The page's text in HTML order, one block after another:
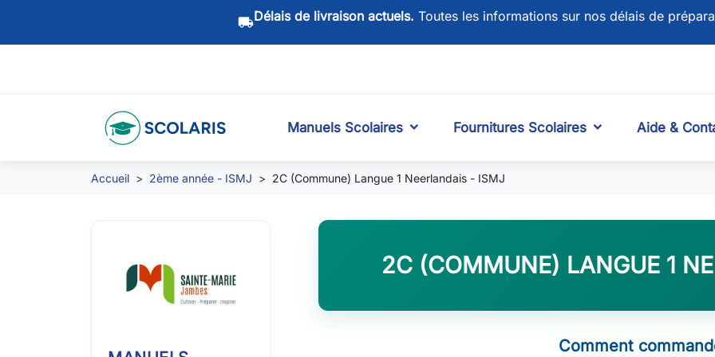
local_shippingDélais de livraison actuels. Toutes les informations sur nos délais de
Manuels Scolaires Fournitures Scolaires Aide &
Accueil 2ème année - ISMJ 2C (Commune) Langue 1 Neerlandais - ISMJ
2C (COMMUNE) LANGUE 1
Comment